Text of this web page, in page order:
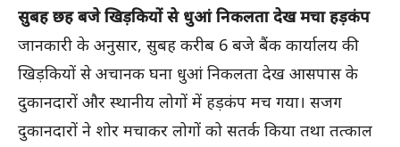
सुबह छह बजे खिड़कियों से धुआं निकलता देख मचा हड़कंप
जानकारी के अनुसार, सुबह करीब 6 बजे बैंक कार्यालय की
खिड़कियों से अचानक घना धुआं निकलता देख आसपास के
दुकानदारों और स्थानीय लोगों में हड़कंप मच गया। सजग
दुकानदारों ने शोर मचाकर लोगों को सतर्क किया तथा तत्काल